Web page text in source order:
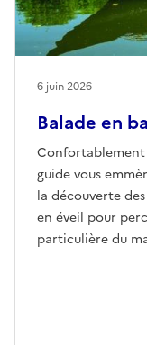
Balade en
guide vous
la découverte
en éveil pour
particulière du
6 juin 2026